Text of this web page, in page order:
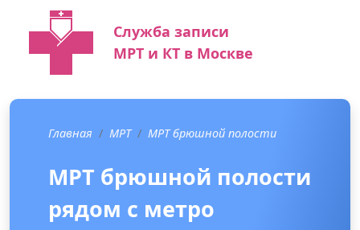
Служба записи
МРТ и КТ в Москве
Главная МРТ МРТ брюшной полости
МРТ брюшной полости
рядом с метро